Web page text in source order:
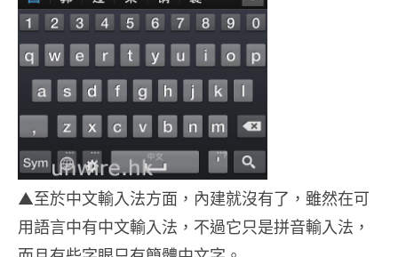
▲至於中文輸入法方面，內建就沒有了，雖然在可
用語言中有中文輸入法，不過它只是拼音輸入法，